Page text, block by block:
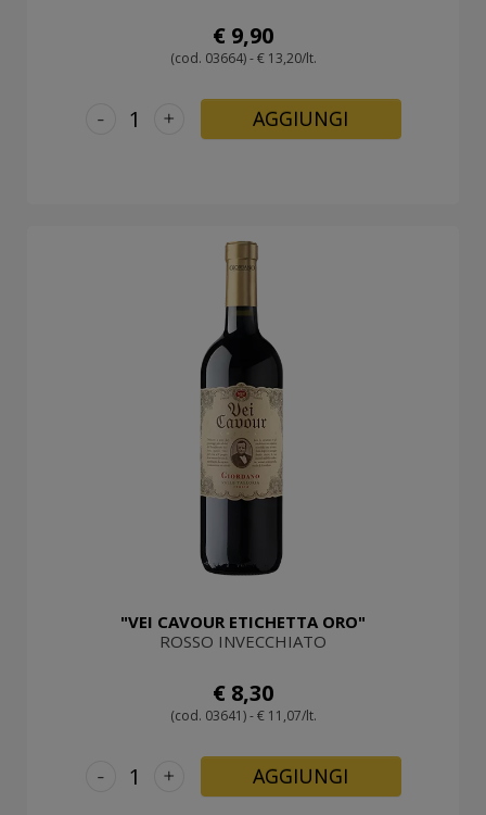
€ 9,90
(cod. 03664) - € 13,20/lt.
+
- AGGIUNGI
"VEI CAVOUR ETICHETTA ORO"
ROSSO INVECCHIATO
€ 8,30
(cod. 03641) - € 11,07/lt.
+
- AGGIUNGI